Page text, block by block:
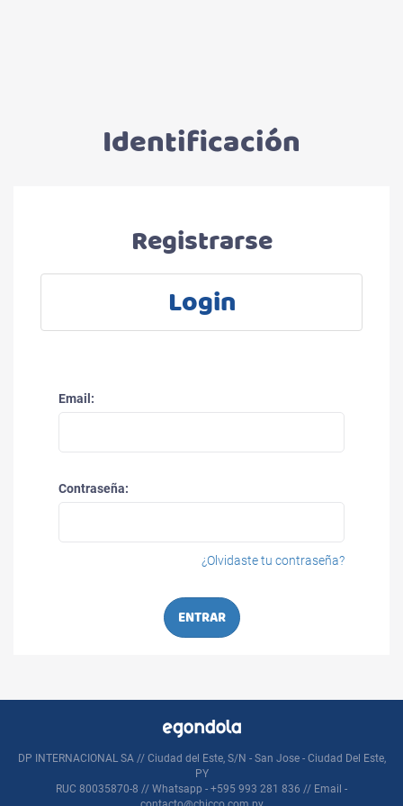
Identificación
Registrarse
Login
Email:
Contraseña:
¿Olvidaste tu contraseña?
ENTRAR
DP INTERNACIONAL SA // Ciudad del Este, S/N - San Jose - Ciudad Del Este,
PY
RUC 80035870-8 // Whatsapp - +595 993 281 836 // Email -